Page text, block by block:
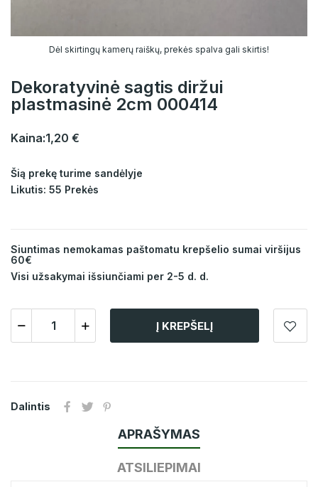
Dėl skirtingų kamerų raiškų, prekės spalva gali skirtis!
Dekoratyvinė sagtis diržui
plastmasinė 2cm 000414
Kaina:1,20 €
Šią prekę turime sandėlyje
Likutis: 55 Prekės
Siuntimas nemokamas paštomatu krepšelio sumai viršijus
60€
Visi užsakymai išsiunčiami per 2-5 d. d.
Į KREPŠELĮ
Dalintis
APRAŠYMAS
ATSILIEPIMAI